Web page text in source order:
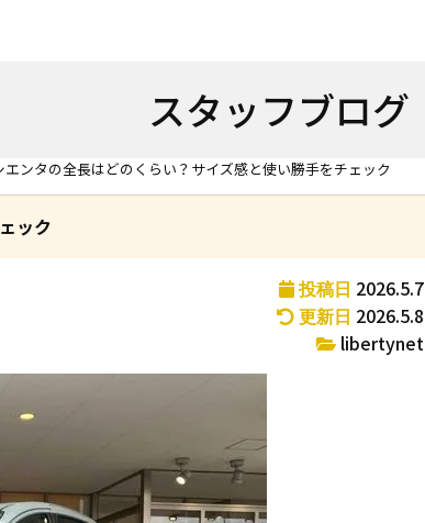
スタッフブログ
エンタの全長はどのくらい？サイズ感と使い勝手をチェック
ック
投稿日 2026.5.7
更新日 2026.5.8
libertynet